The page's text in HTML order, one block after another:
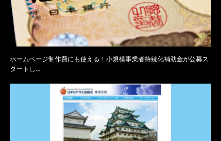
ホームページ制作費にも使える！小規模事業者持続化補助金が公募ス
タートし…